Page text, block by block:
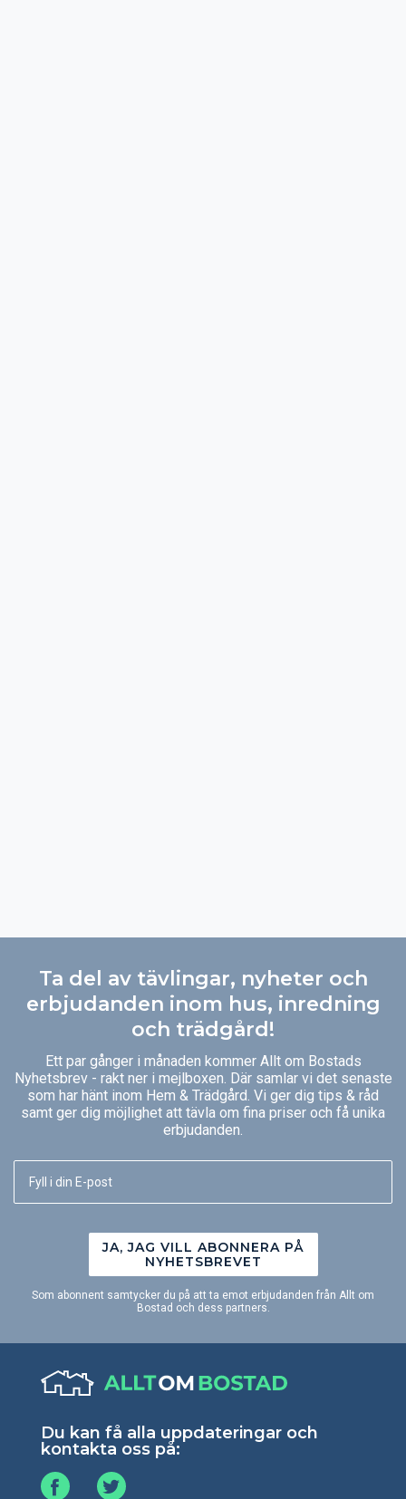
Ta del av tävlingar, nyheter och
erbjudanden inom hus, inredning
och trädgård!
Ett par gånger i månaden kommer Allt om Bostads
Nyhetsbrev - rakt ner i mejlboxen. Där samlar vi det senaste
som har hänt inom Hem & Trädgård. Vi ger dig tips & råd
samt ger dig möjlighet att tävla om fina priser och få unika
erbjudanden.
JA, JAG VILL ABONNERA PÅ
NYHETSBREVET
Som abonnent samtycker du på att ta emot erbjudanden från Allt om
Bostad och dess partners.
Du kan få alla uppdateringar och
kontakta oss på: